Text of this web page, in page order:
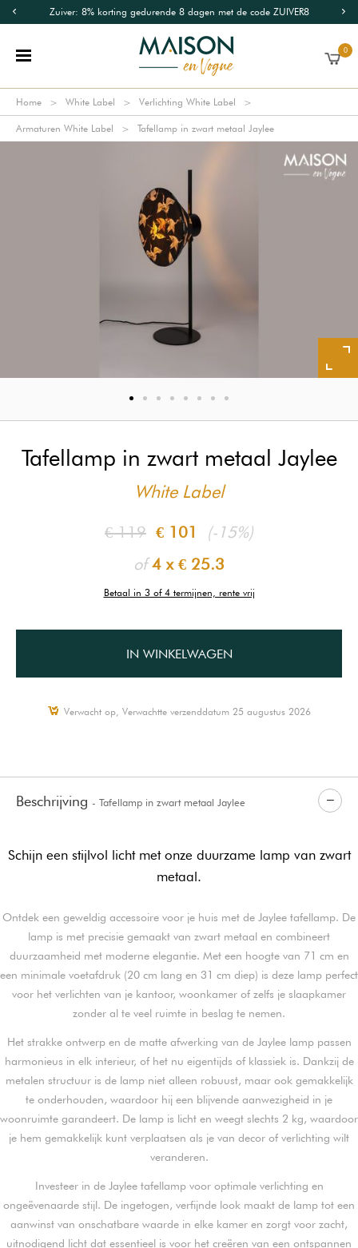
Zuiver: 8% korting gedurende 8 dagen met de code ZUIVER8
0
Home White Label Verlichting White Label
Armaturen White Label Tafellamp in zwart metaal Jaylee
Tafellamp in zwart metaal Jaylee
White Label
€ 119 € 101 (-15%)
of4 x € 25.3
Betaal in 3 of 4 termijnen, rente vrij
IN WINKELWAGEN
Verwacht op, Verwachtte verzenddatum 25 augustus 2026
Beschrijving - Tafellamp in zwart metaal Jaylee
Schijn een stijlvol licht met onze duurzame lamp van zwart
metaal.
Ontdek een geweldig accessoire voor je huis met de Jaylee tafellamp. De
lamp is met precisie gemaakt van zwart metaal en combineert
duurzaamheid met moderne elegantie. Met een hoogte van 71 cm en
een minimale voetafdruk (20 cm lang en 31 cm diep) is deze lamp perfect
voor het verlichten van je kantoor, woonkamer of zelfs je slaapkamer
zonder al te veel ruimte in beslag te nemen.
Het strakke ontwerp en de matte afwerking van de Jaylee lamp passen
harmonieus in elk interieur, of het nu eigentijds of klassiek is. Dankzij de
metalen structuur is de lamp niet alleen robuust, maar ook gemakkelijk
te onderhouden, waardoor hij een blijvende aanwezigheid in je
woonruimte garandeert. De lamp is licht en weegt slechts 2 kg, waardoor
je hem gemakkelijk kunt verplaatsen als je van decor of verlichting wilt
veranderen.
Investeer in de Jaylee tafellamp voor optimale verlichting en
ongeëvenaarde stijl. De ingetogen, verfijnde look maakt de lamp tot een
aanwinst van onschatbare waarde in elke kamer en zorgt voor zacht,
uitnodigend licht dat essentieel is voor het creëren van een ontspannen